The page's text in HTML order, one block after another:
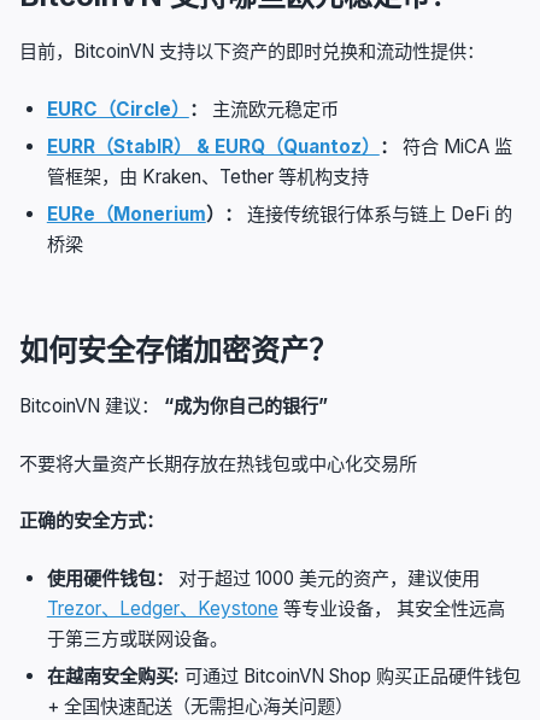
目前，BitcoinVN 支持以下资产的即时兑换和流动性提供：
EURC（Circle） ：
主流欧元稳定币
EURR（StablR） & EURQ（Quantoz） ：
符合 MiCA 监
管框架，由 Kraken、Tether 等机构支持
EURe（Monerium）：
连接传统银行体系与链上 DeFi 的
桥梁
如何安全存储加密资产？
BitcoinVN 建议： “成为你自己的银行”
不要将大量资产长期存放在热钱包或中心化交易所
正确的安全方式：
使用硬件钱包：
对于超过 1000 美元的资产，建议使用
Trezor、Ledger、Keystone 等专业设备， 其安全性远高
于第三方或联网设备。
在越南安全购买: 可通过 BitcoinVN Shop 购买正品硬件钱包
+ 全国快速配送（无需担心海关问题）